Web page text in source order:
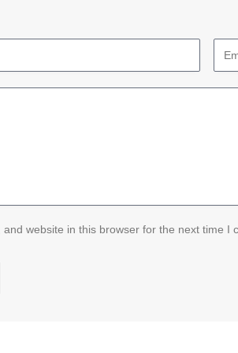
website in this browser for the next time I